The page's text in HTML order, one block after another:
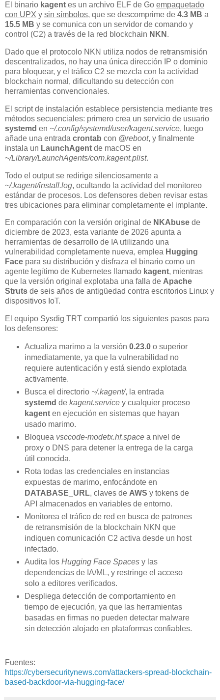
El binario kagent es un archivo ELF de Go empaquetado
con UPX y sin símbolos, que se descomprime de 4.3 MB a
15.5 MB y se comunica con un servidor de comando y
control (C2) a través de la red blockchain NKN .
Dado que el protocolo NKN utiliza nodos de retransmisión
descentralizados, no hay una única dirección IP o dominio
para bloquear, y el tráfico C2 se mezcla con la actividad
blockchain normal, dificultando su detección con
herramientas convencionales.
El script de instalación establece persistencia mediante tres
métodos secuenciales: primero crea un servicio de usuario
systemd en ~/.config/systemd/user/kagent.service, luego
añade una entrada crontab con @reboot, y finalmente
instala un LaunchAgent de macOS en
~/Library/LaunchAgents/com.kagent.plist.
Todo el output se redirige silenciosamente a
~/.kagent/install.log, ocultando la actividad del monitoreo
estándar de procesos. Los defensores deben revisar estas
tres ubicaciones para eliminar completamente el implante.
En comparación con la versión original de NKAbuse de
diciembre de 2023, esta variante de 2026 apunta a
herramientas de desarrollo de IA utilizando una
vulnerabilidad completamente nueva, emplea Hugging
Face para su distribución y disfraza el binario como un
agente legítimo de Kubernetes llamado kagent, mientras
que la versión original explotaba una falla de Apache
Struts de seis años de antigüedad contra escritorios Linux y
dispositivos IoT.
El equipo Sysdig TRT compartió los siguientes pasos para
los defensores:
Actualiza marimo a la versión 0.23.0o superior
inmediatamente, ya que la vulnerabilidad no
requiere autenticación y está siendo explotada
activamente.
Busca el directorio ~/.kagent/, la entrada
systemd de kagent.servicey cualquier proceso
kagenten ejecución en sistemas que hayan
usado marimo.
Bloquea vsccode-modetx.hf.spacea nivel de
proxy o DNS para detener la entrega de la carga
útil conocida.
Rota todas las credenciales en instancias
expuestas de marimo, enfocándote en
DATABASE_URL, claves de AWS y tokens de
API almacenados en variables de entorno.
Monitorea el tráfico de red en busca de patrones
de retransmisión de la blockchain NKN que
indiquen comunicación C2 activa desde un host
infectado.
Audita los Hugging Face Spacesy las
dependencias de IA/ML, y restringe el acceso
solo a editores verificados.
Despliega detección de comportamiento en
tiempo de ejecución, ya que las herramientas
basadas en firmas no pueden detectar malware
sin detección alojado en plataformas confiables.
Fuentes:
https://cybersecuritynews.com/attackers-spread-blockchain-
based-backdoor-via-hugging-face/